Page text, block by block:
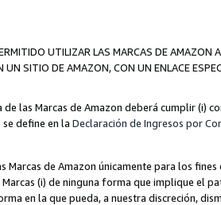
UTILIZAR LAS MARCAS DE
UN SITIO DE AMAZON, CON UN ENLACE
de las Marcas de Amazon deberá cumplir (i)
define en la Declaración de Ingresos por
Marcas de Amazon únicamente para los
(i) de ninguna forma que implique el
en la que pueda, a nuestra discreción,